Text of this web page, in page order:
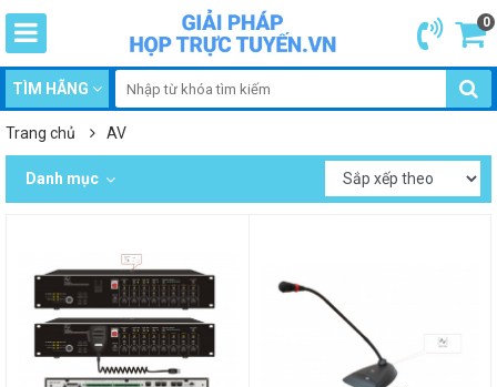
0
TÌM HÃNG
Trang chủ AV
Danh mục